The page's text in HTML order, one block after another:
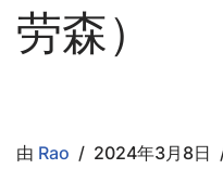
劳森）
由 Rao 2024年3月8日